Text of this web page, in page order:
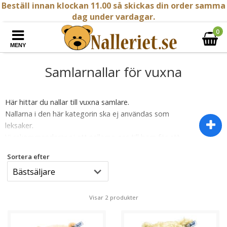
Beställ innan klockan 11.00 så skickas din order samma
dag under vardagar.
MENY
0
Samlarnallar för vuxna
Här hittar du nallar till vuxna samlare.
Nallarna i den här kategorin ska ej användas som
leksaker.
Köp avsamlarnallar
för vuxna erbjuder inte bara en
möjlighet att äga en del av handgjord konst, utan det
är också en investering i kulturellt och emotionellt
om detaljer, vilket gör dem till attraktiva objekt för
Sortera efter
Visar 2 produkter